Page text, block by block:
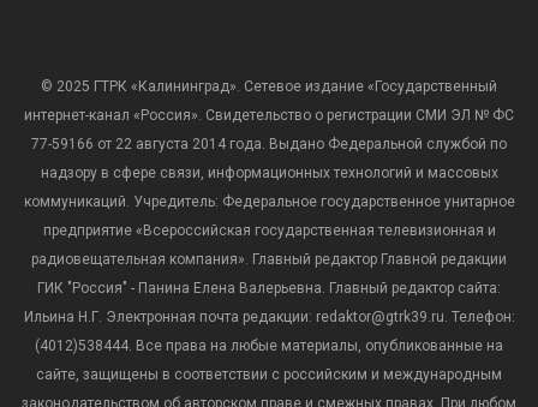
© 2025 ГТРК «Калининград». Сетевое издание «Государственный
интернет-канал «Россия». Свидетельство о регистрации СМИ ЭЛ № ФС
77-59166 от 22 августа 2014 года. Выдано Федеральной службой по
надзору в сфере связи, информационных технологий и массовых
коммуникаций. Учредитель: Федеральное государственное унитарное
предприятие «Всероссийская государственная телевизионная и
радиовещательная компания». Главный редактор Главной редакции
ГИК "Россия" - Панина Елена Валерьевна. Главный редактор сайта:
Ильина Н.Г. Электронная почта редакции: redaktor@gtrk39.ru. Телефон:
(4012)538444. Все права на любые материалы, опубликованные на
сайте, защищены в соответствии с российским и международным